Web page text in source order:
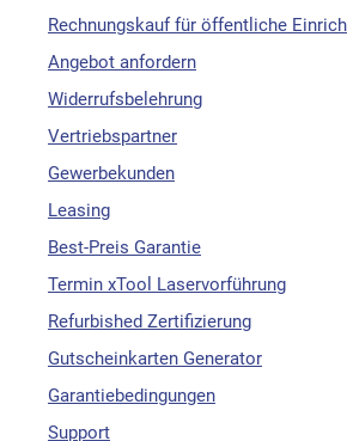
Rechnungskauf für öffentliche
Angebot anfordern
Widerrufsbelehrung
Vertriebspartner
Gewerbekunden
Leasing
Best-Preis Garantie
Termin xTool Laservorführung
Refurbished Zertifizierung
Gutscheinkarten Generator
Garantiebedingungen
Support